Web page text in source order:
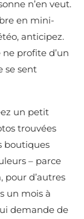
n’en veut.
en mini-
anticipez.
profite d’un
se sent
un petit
trouvées
boutiques
– parce
pour d’autres
un mois à
demande de